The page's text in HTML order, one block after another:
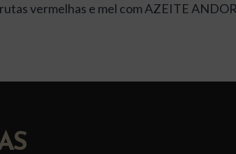
vermelhas e mel com AZEITE